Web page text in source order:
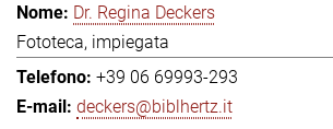
Dr. Regina Deckers
Fototeca, impiegata
+39 06 69993-293
deckers@biblhertz.it